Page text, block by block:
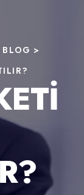
BLOG >